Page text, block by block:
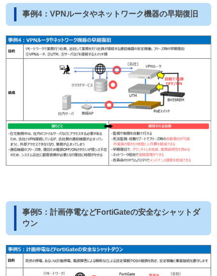
事例4：VPNルータやネットワーク機器の早期復旧
事例5：計画停電などFortiGateの安全なシャットダ
ウン